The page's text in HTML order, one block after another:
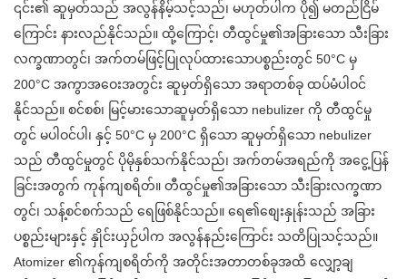
၎င်း၏ ဆူမှတ်သည် အလွန်နိမ့်သင့်သည်၊ မဟုတ်ပါက ပို၍ မတည်ငြိမ်
ကြောင်း နားလည်နိုင်သည်။ ထို့ကြောင့်၊ တီထွင်မှု၏အခြားသော သီးခြား
လက္ခဏာတွင်၊ အက်တမ်ဖြင့်ပြုလုပ်ထားသောပစ္စည်းတွင် 50°C မှ
200°C အကွာအဝေးအတွင်း ဆူမှတ်ရှိသော အရာတစ်ခု ထပ်မံပါဝင်
နိုင်သည်။ စင်စစ်၊ မြင့်မားသောဆူမှတ်ရှိသော nebulizer ကို တီထွင်မှု
တွင် မပါဝင်ပါ၊ နှင့် 50°C မှ 200°C ရှိသော ဆူမှတ်ရှိသော nebulizer
သည် တီထွင်မှုတွင် ပိုမိုနှစ်သက်နိုင်သည်၊ အက်တမ်အရည်ကို အငွေ့ပြန်
ခြင်းအတွက် ကုန်ကျစရိတ်။ တီထွင်မှု၏အခြားသော သီးခြားလက္ခဏာ
တွင်၊ သန့်စင်စက်သည် ရေဖြစ်နိုင်သည်။ ရေ၏စျေးနှုန်းသည် အခြား
ပစ္စည်းများနှင့် နှိုင်းယှဉ်ပါက အလွန်နည်းကြောင်း သတိပြုသင့်သည်။
Atomizer ၏ကုန်ကျစရိတ်ကို အတိုင်းအတာတစ်ခုအထိ လျှော့ချ